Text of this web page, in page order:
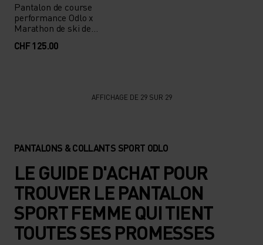
Pantalon de course
performance Odlo x
Marathon de ski de
CHF 125.00
AFFICHAGE DE 29 SUR 29
PANTALONS & COLLANTS SPORT ODLO
LE GUIDE D'ACHAT POUR
TROUVER LE PANTALON
SPORT FEMME QUI TIENT
TOUTES SES PROMESSES